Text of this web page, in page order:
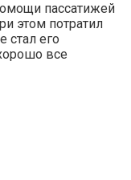
пассатижей
этом потратил
стал его
все